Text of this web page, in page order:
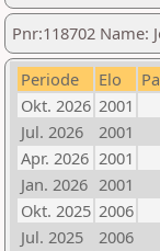
Pnr:118702 Name:
Periode Elo
Okt. 2026 2001
Jul. 2026
2001
Apr. 2026 2001
Jan. 2026 2001
Okt. 2025 2006
Jul. 2025
2006